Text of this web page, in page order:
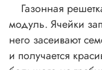
Газонная
модуль. Ячейки
него засеивают
и получается